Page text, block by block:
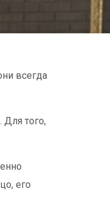
всегда
Для того,
его